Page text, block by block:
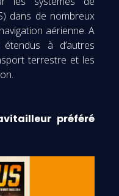
dans de nombreux
aérienne. A
à d’autres
terrestre et les
préféré